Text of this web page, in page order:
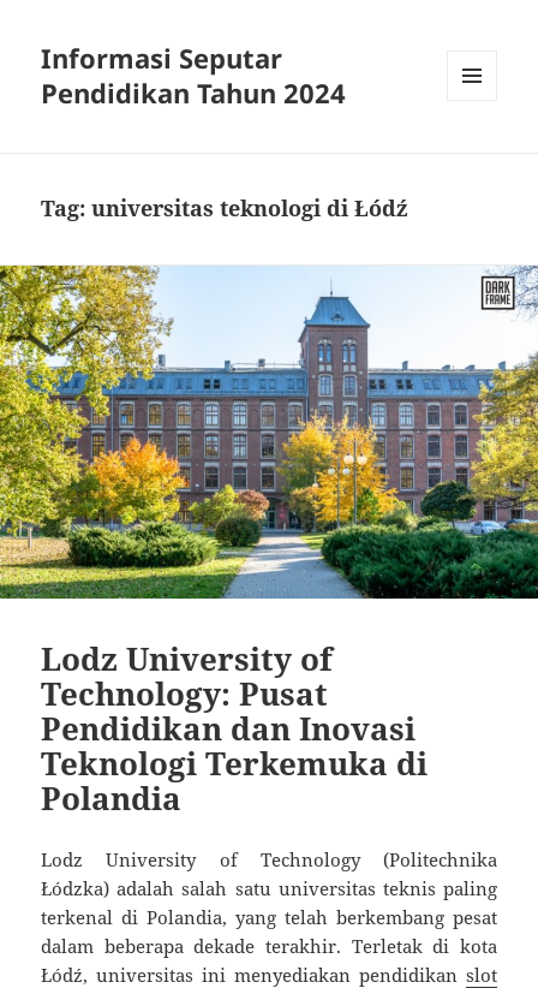
Informasi Seputar
Pendidikan Tahun 2024
Tag:universitas teknologi di Łódź
Lodz University of
Technology: Pusat
Pendidikan dan Inovasi
Teknologi Terkemuka di
Polandia
Lodz University of Technology (Politechnika
Łódzka) adalah salah satu universitas teknis paling
terkenal di Polandia, yang telah berkembang pesat
dalam beberapa dekade terakhir. Terletak di kota
Łódź, universitas ini menyediakan pendidikan slot